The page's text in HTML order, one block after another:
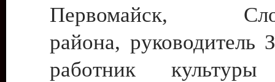
Первомайск,
района, руководитель
работник культуры